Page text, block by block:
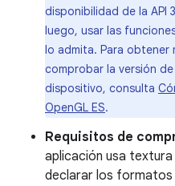
disponibilidad de la API
luego, usar las
lo admita. Para obtener
comprobar la versión
dispositivo, consulta
OpenGL ES.
Requisitos de
aplicación usa
declarar los formatos